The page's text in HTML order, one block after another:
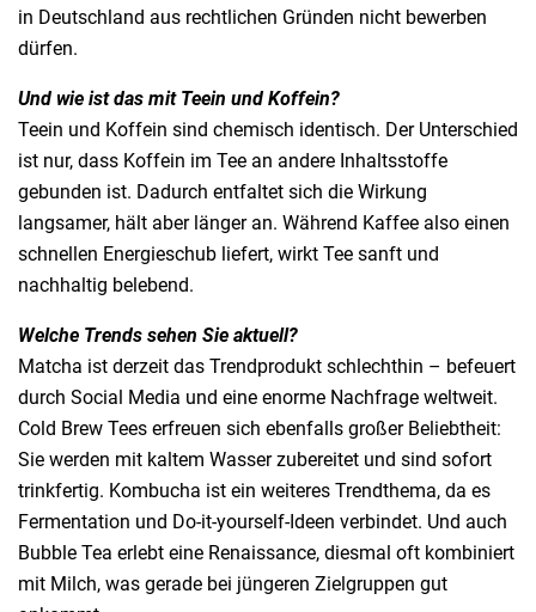
in Deutschland aus rechtlichen Gründen nicht bewerben
dürfen.
Und wie ist das mit Teein und Koffein?
Teein und Koffein sind chemisch identisch. Der Unterschied
ist nur, dass Koffein im Tee an andere Inhaltsstoffe
gebunden ist. Dadurch entfaltet sich die Wirkung
langsamer, hält aber länger an. Während Kaffee also einen
schnellen Energieschub liefert, wirkt Tee sanft und
nachhaltig belebend.
Welche Trends sehen Sie aktuell?
Matcha ist derzeit das Trendprodukt schlechthin – befeuert
durch Social Media und eine enorme Nachfrage weltweit.
Cold Brew Tees erfreuen sich ebenfalls großer Beliebtheit:
Sie werden mit kaltem Wasser zubereitet und sind sofort
trinkfertig. Kombucha ist ein weiteres Trendthema, da es
Fermentation und Do-it-yourself-Ideen verbindet. Und auch
Bubble Tea erlebt eine Renaissance, diesmal oft kombiniert
mit Milch, was gerade bei jüngeren Zielgruppen gut